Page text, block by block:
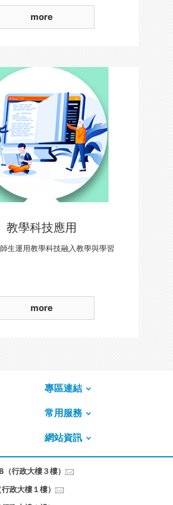
more
教學科技應用
生運用教學科技融入教學與學習
more
專區連結
常用服務
網站資訊
行政大樓３樓）
政大樓１樓）